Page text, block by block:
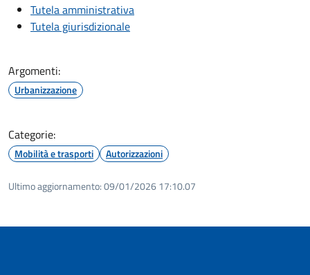
Tutela amministrativa
Tutela giurisdizionale
Argomenti:
Urbanizzazione
Categorie:
Mobilità e trasporti Autorizzazioni
Ultimo aggiornamento:09/01/2026 17:10.07